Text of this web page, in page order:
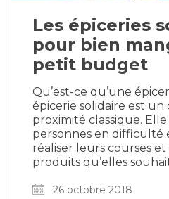
Les épiceries
pour bien
petit budget
Qu’est-ce qu’une
épicerie solidaire est
proximité classique.
personnes en difficulté
réaliser leurs courses et
produits qu’elles
26 octobre 2018